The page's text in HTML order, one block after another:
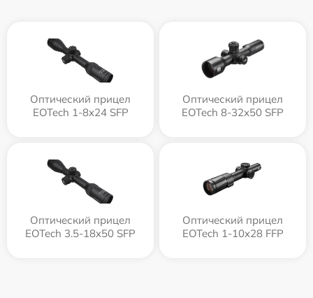
Оптический прицел
EOTech 1-8x24 SFP
Оптический прицел
EOTech 8-32x50 SFP
Оптический прицел
EOTech 3.5-18x50 SFP
Оптический прицел
EOTech 1-10x28 FFP